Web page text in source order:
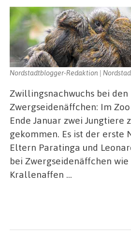
Nordstadtblogger-Redaktion |
Zwillingsnachwuchs bei den
Zwergseidenäffchen: Im
Ende Januar zwei Jungtiere
gekommen. Es ist der erste
Eltern Paratinga und
bei Zwergseidenäffchen
Krallenaffen …